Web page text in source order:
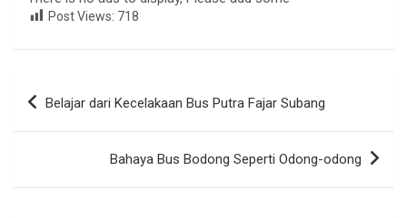
Post Views: 718
Navigasi
Belajar dari Kecelakaan Bus Putra Fajar Subang
Bahaya Bus Bodong Seperti Odong-odong